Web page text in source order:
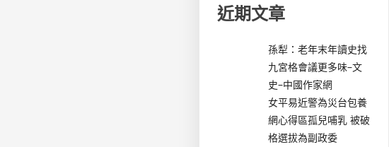
近期文章
孫犁：老年末年讀史找
九宮格會議更多味–文
史–中國作家網
女平易近警為災台包養
網心得區孤兒哺乳 被破
格選拔為副政委